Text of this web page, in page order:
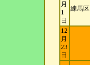
月
1
日
練馬区
12
月
23
日